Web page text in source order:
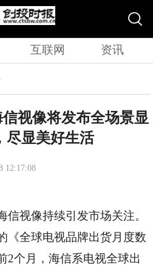
互联网 资讯
视像将发布全场景显
尽显美好生活
12:17:08
信视像持续引发市场关注。
《全球电视品牌出货月度数
2个月，海信系电视全球出